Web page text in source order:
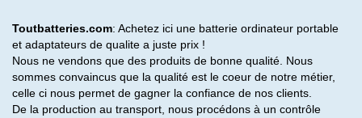
Toutbatteries.com: Achetez ici une batterie ordinateur portable
et adaptateurs de qualite a juste prix !
Nous ne vendons que des produits de bonne qualité. Nous
sommes convaincus que la qualité est le coeur de notre métier,
celle ci nous permet de gagner la confiance de nos clients.
De la production au transport, nous procédons à un contrôle